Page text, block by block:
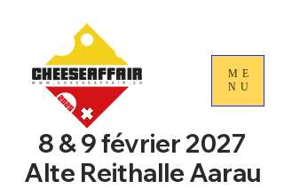
ME
NU
8 & 9 février 2027
Alte Reithalle Aarau